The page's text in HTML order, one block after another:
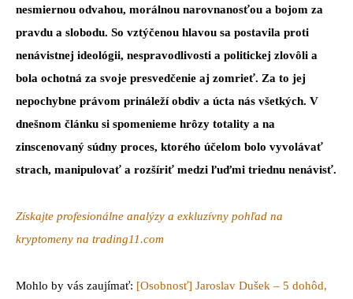
nesmiernou odvahou, morálnou narovnanosťou a bojom za
pravdu a slobodu. So vztýčenou hlavou sa postavila proti
nenávistnej ideológii, nespravodlivosti a politickej zlovôli a
bola ochotná za svoje presvedčenie aj zomrieť. Za to jej
nepochybne právom prináleží obdiv a úcta nás všetkých. V
dnešnom článku si spomenieme hrôzy totality a na
zinscenovaný súdny proces, ktorého účelom bolo vyvolávať
strach, manipulovať a rozšíriť medzi ľuďmi triednu nenávisť.
Získajte profesionálne analýzy a exkluzívny pohľad na
kryptomeny na trading11.com
Mohlo by vás zaujímať: [Osobnosť] Jaroslav Dušek – 5 dohôd,